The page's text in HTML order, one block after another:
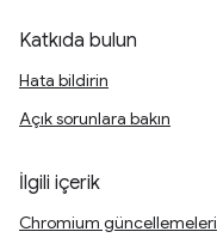
Katkıda bulun
Hata bildirin
Açık sorunlara bakın
İlgili içerik
Chromium güncellemeleri